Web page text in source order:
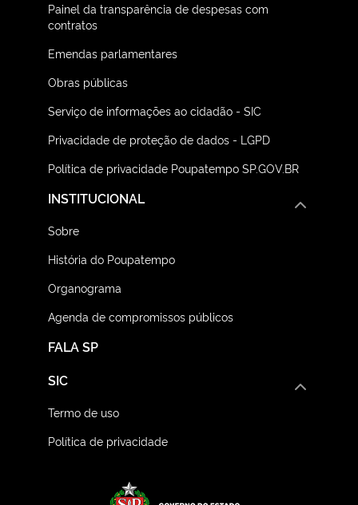
Painel da transparência de despesas com
contratos
Emendas parlamentares
Obras públicas
Serviço de informações ao cidadão - SIC
Privacidade de proteção de dados - LGPD
Política de privacidade Poupatempo SP.GOV.BR
FALA SP
INSTITUCIONAL
Sobre
História do Poupatempo
Organograma
Agenda de compromissos públicos
SIC
Termo de uso
Política de privacidade